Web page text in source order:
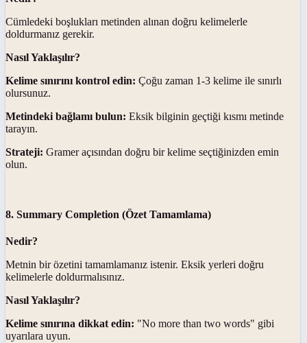
Cümledeki boşlukları metinden alınan doğru kelimelerle
doldurmanız gerekir.
Nasıl Yaklaşılır?
Kelime sınırını kontrol edin: Çoğu zaman 1-3 kelime ile sınırlı
olursunuz.
Metindeki bağlamı bulun: Eksik bilginin geçtiği kısmı metinde
tarayın.
Strateji: Gramer açısından doğru bir kelime seçtiğinizden emin
olun.
8. Summary Completion (Özet Tamamlama)
Nedir?
Metnin bir özetini tamamlamanız istenir. Eksik yerleri doğru
kelimelerle doldurmalısınız.
Nasıl Yaklaşılır?
Kelime sınırına dikkat edin: "No more than two words" gibi
uyarılara uyun.